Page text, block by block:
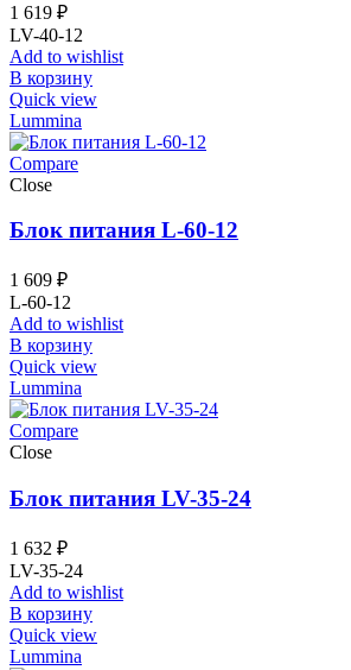
1 619 ₽
LV-40-12
Add to wishlist
В корзину
Quick view
Lummina
Compare
Close
Блок питания L-60-12
1 609 ₽
L-60-12
Add to wishlist
В корзину
Quick view
Lummina
Compare
Close
Блок питания LV-35-24
1 632 ₽
LV-35-24
Add to wishlist
В корзину
Quick view
Lummina